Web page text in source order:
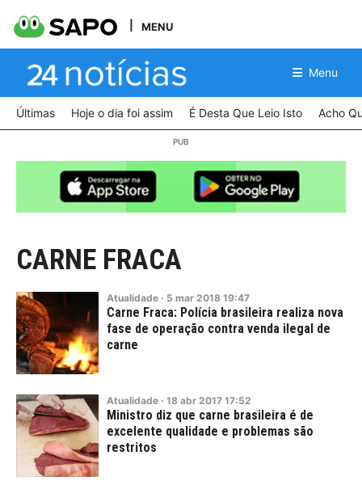
MENU
Menu
Últimas Hoje o dia foi assim É Desta Que Leio Isto Acho
CARNE FRACA
Atualidade · 5 mar 2018 19:47
Carne Fraca: Polícia brasileira realiza nova
fase de operação contra venda ilegal de
carne
Atualidade · 18 abr 2017 17:52
Ministro diz que carne brasileira é de
excelente qualidade e problemas são
restritos